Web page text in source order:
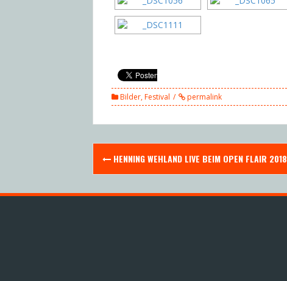
Bilder,Festival permalink
Post
navigation
HENNING WEHLAND LIVE BEIM OPEN FLAIR 2018